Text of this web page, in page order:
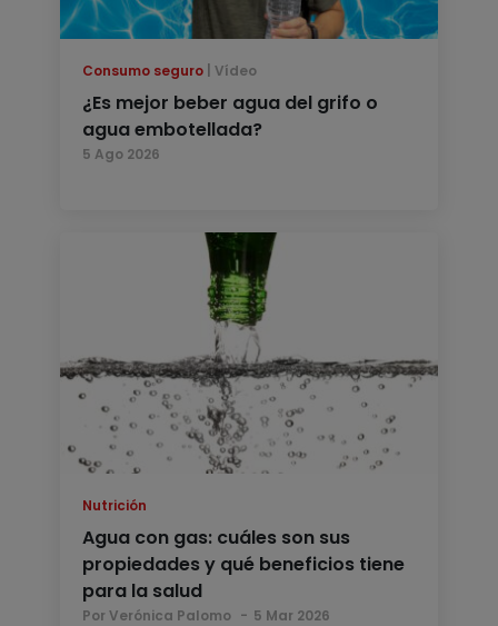
Consumo seguro Vídeo
¿Es mejor beber agua del grifo o
agua embotellada?
5 Ago 2026
Nutrición
Agua con gas: cuáles son sus
propiedades y qué beneficios tiene
para la salud
Por Verónica Palomo 5 Mar 2026